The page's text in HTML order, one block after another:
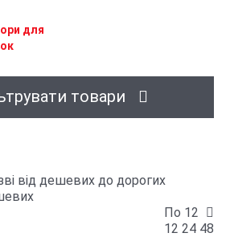
для
товари
від дешевих до дорогих
По 12
12 24 48